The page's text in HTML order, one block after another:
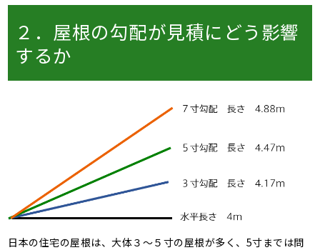
２．屋根の勾配が見積にどう影響
するか
日本の住宅の屋根は、大体３～５寸の屋根が多く、5寸までは問